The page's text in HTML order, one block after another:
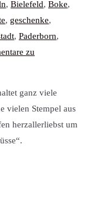
, Bielefeld, Boke,
, geschenke,
, Paderborn,
zu
ganz viele
vielen Stempel aus
herzallerliebst um